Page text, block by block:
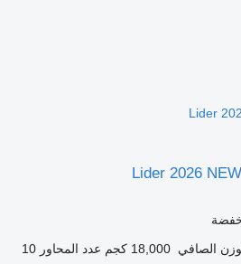
Lider
Lider 2026
الصافي 18,000 كجم عدد المحاور 10